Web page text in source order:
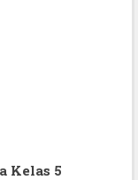
Kelas 5